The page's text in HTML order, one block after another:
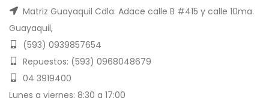
Matriz Guayaquil Cdla. Adace calle B #415 y calle 10ma.
Guayaquil,
(593) 0939857654
Repuestos: (593) 0968048679
04 3919400
Lunes a viernes: 8:30 a 17:00